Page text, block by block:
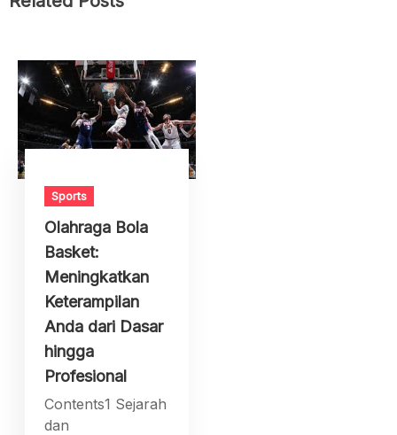
Sports
Olahraga Bola
Basket:
Meningkatkan
Keterampilan
Anda dari Dasar
hingga
Profesional
Contents1 Sejarah
dan